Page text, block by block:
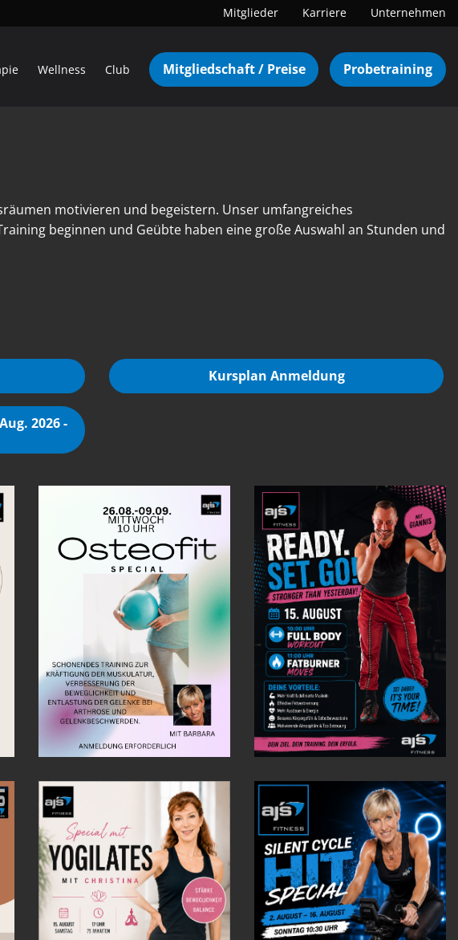
Mitglieder Karriere Unternehmen
Wellness Club Mitgliedschaft / Preise Probetraining
motivieren und begeistern. Unser umfangreiches
beginnen und Geübte haben eine große Auswahl an Stunden und
Kursplan Anmeldung
2026 -